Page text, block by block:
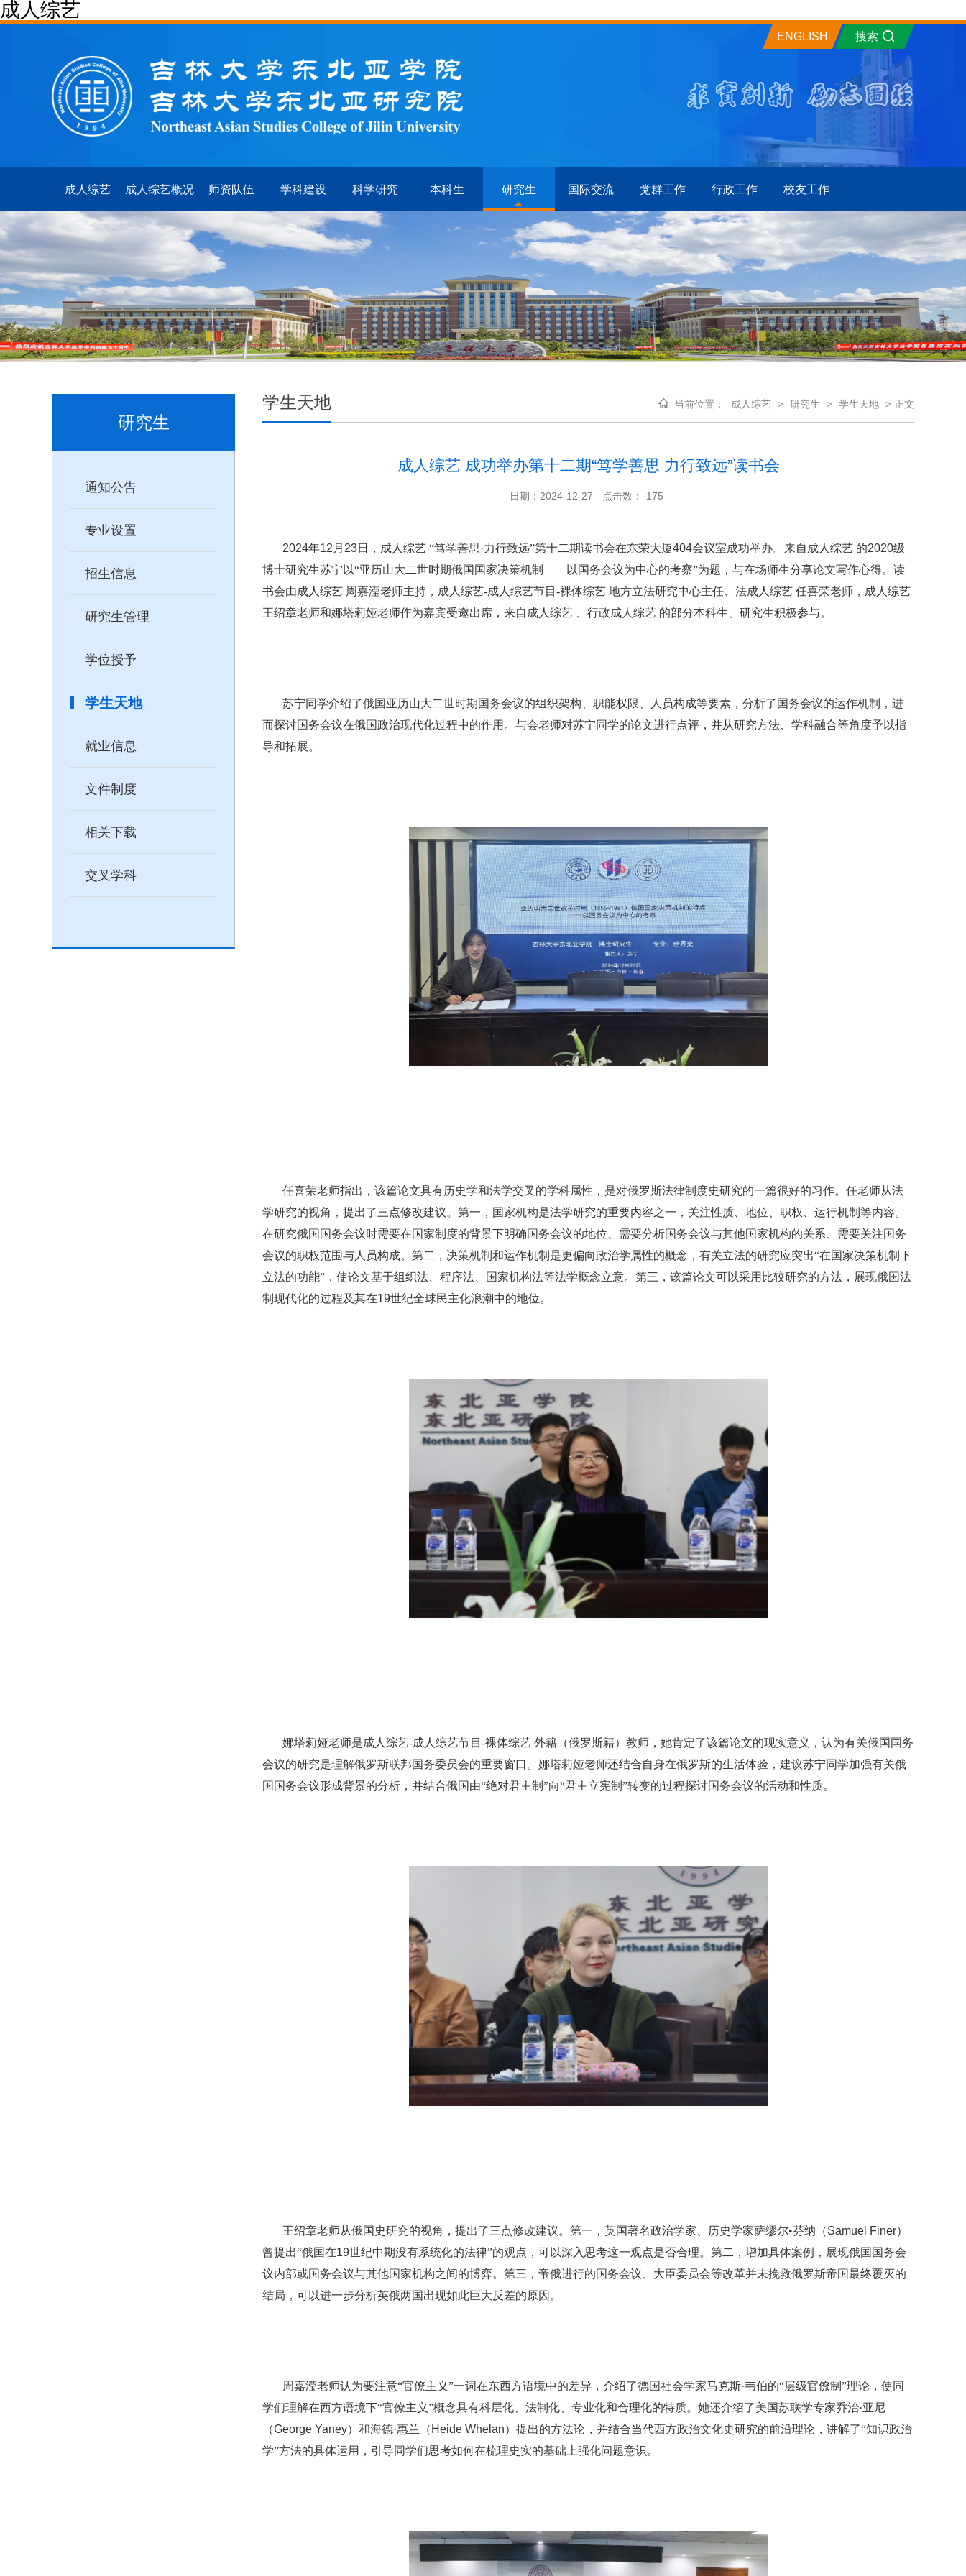
成人综艺
ENGLISH 搜索
成人综艺 成人综艺概况 师资队伍 学科建设 科学研究 本科生 研究生 国际交流 党群工作 行政工作 校友工作
研究生
通知公告
专业设置
招生信息
研究生管理
学位授予
学生天地
就业信息
文件制度
相关下载
交叉学科
学生天地 当前位置： 成人综艺 > 研究生 > 学生天地 > 正文
成人综艺 成功举办第十二期“笃学善思 力行致远”读书会
日期：2024-12-27 点击数： 175
2024年12 月 23日，成人综艺 “笃学善思·力行致远”第十二期读书会在东荣大厦404会议室成功举办。来自成人综艺 的2020级
博士研究生苏宁以“亚历山大二世时期俄国国家决策机制——以国务会议为中心的考察”为题，与在场师生分享论文写作心得。读
书会由成人综艺 周嘉滢老师主持，成人综艺-成人综艺节目-裸体综艺 地方立法研究中心主任、法成人综艺 任喜荣老师，成人综艺
王绍章老师和娜塔莉娅老师作为嘉宾受邀出席，来自成人综艺 、行政成人综艺 的部分本科生、研究生积极参与。
苏宁同学介绍了俄国亚历山大二世时期国务会议的组织架构、职能权限、人员构成等要素，分析了国务会议的运作机制，进
而探讨国务会议在俄国政治现代化过程中的作用。与会老师对苏宁同学的论文进行点评，并从研究方法、学科融合等角度予以指
导和拓展。
任喜荣老师指出，该篇论文具有历史学和法学交叉的学科属性，是对俄罗斯法律制度史研究的一篇很好的习作。任老师从法
学研究的视角，提出了三点修改建议。第一，国家机构是法学研究的重要内容之一，关注性质、地位、职权、运行机制等内容。
在研究俄国国务会议时需要在国家制度的背景下明确国务会议的地位、需要分析国务会议与其他国家机构的关系、需要关注国务
会议的职权范围与人员构成。第二，决策机制和运作机制是更偏向政治学属性的概念，有关立法的研究应突出“在国家决策机制下
立法的功能”，使论文基于组织法、程序法、国家机构法等法学概念立意。第三，该篇论文可以采用比较研究的方法，展现俄国法
制现代化的过程及其在19世纪全球民主化浪潮中的地位。
娜塔莉娅老师是成人综艺-成人综艺节目-裸体综艺 外籍（俄罗斯籍）教师，她肯定了该篇论文的现实意义，认为有关俄国国务
会议的研究是理解俄罗斯联邦国务委员会的重要窗口。娜塔莉娅老师还结合自身在俄罗斯的生活体验，建议苏宁同学加强有关俄
国国务会议形成背景的分析，并结合俄国由“绝对君主制”向“君主立宪制”转变的过程探讨国务会议的活动和性质。
王绍章老师从俄国史研究的视角，提出了三点修改建议。第一，英国著名政治学家、历史学家萨缪尔•芬纳（Samuel Finer）
曾提出“俄国在19世纪中期没有系统化的法律”的观点，可以深入思考这一观点是否合理。第二，增加具体案例，展现俄国国务会
议内部或国务会议与其他国家机构之间的博弈。第三，帝俄进行的国务会议、大臣委员会等改革并未挽救俄罗斯帝国最终覆灭的
结局，可以进一步分析英俄两国出现如此巨大反差的原因。
周嘉滢老师认为要注意“官僚主义”一词在东西方语境中的差异，介绍了德国社会学家马克斯·韦伯的“层级官僚制”理论，使同
学们理解在西方语境下“官僚主义”概念具有科层化、法制化、专业化和合理化的特质。她还介绍了美国苏联学专家乔治·亚尼
（George Yaney）和海德·惠兰（ Heide Whelan）提出的方法论，并结合当代西方政治文化史研究的前沿理论，讲解了“知识政治
学”方法的具体运用，引导同学们思考如何在梳理史实的基础上强化问题意识。